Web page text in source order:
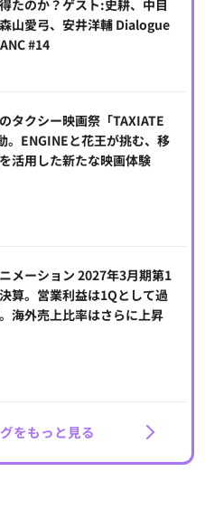
たのか？ゲスト:史耕、中目
山愛弓、安井洋輔 Dialogue
#14
タクシー映画祭「TAXIATE
。ENGINEと花王が挑む、移
活用した新たな映画体験
メーション 2027年3月期第1
算。営業利益は1Qとして過
海外売上比率はさらに上昇
をもっと見る